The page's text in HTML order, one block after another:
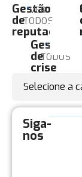
Gestão
de
reputação
VER
TODOS
Gestão
de
crise
VER
TODOS
Selecione a
Siga-
nos